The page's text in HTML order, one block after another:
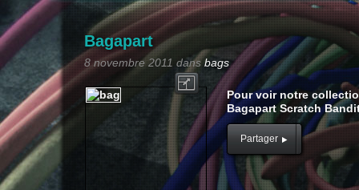
Bagapart
8 novembre 2011 dans bags
Pour voir notre
Bagapart Scratch
Partager